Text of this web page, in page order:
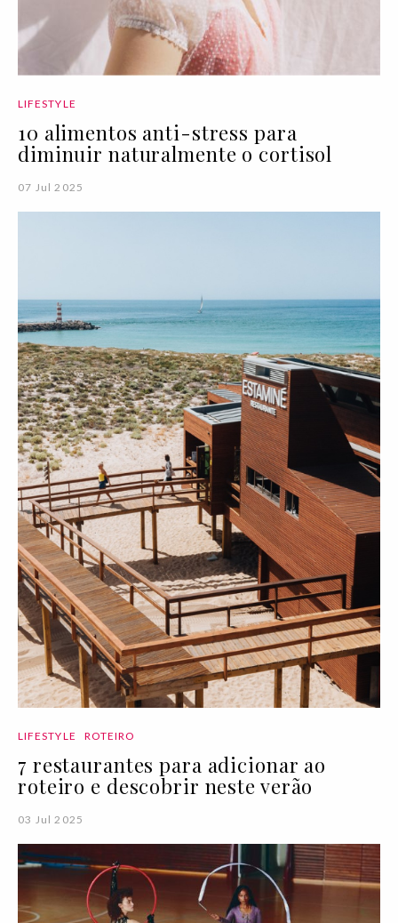
LIFESTYLE
10 alimentos anti-stress para
diminuir naturalmente o cortisol
07 Jul 2025
LIFESTYLE ROTEIRO
7 restaurantes para adicionar ao
roteiro e descobrir neste verão
03 Jul 2025